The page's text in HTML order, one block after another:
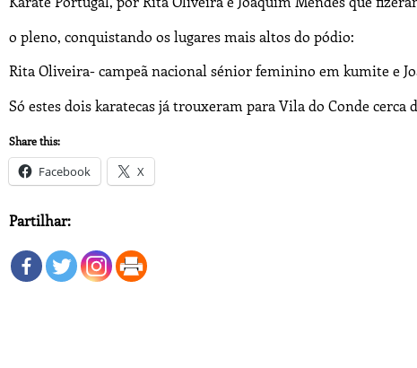
o pleno, conquistando os lugares mais altos do pódio:
Rita Oliveira- campeã nacional sénior feminino em kumite e
Só estes dois karatecas já trouxeram para Vila do Conde cerca
Share this:
Facebook X
Partilhar: